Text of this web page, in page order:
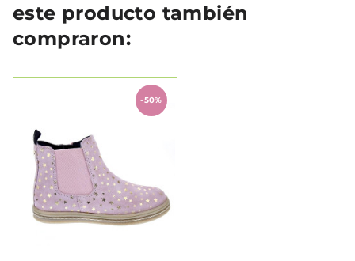
este producto también
compraron:
-50%